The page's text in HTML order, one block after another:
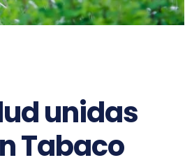
unidas
Tabaco